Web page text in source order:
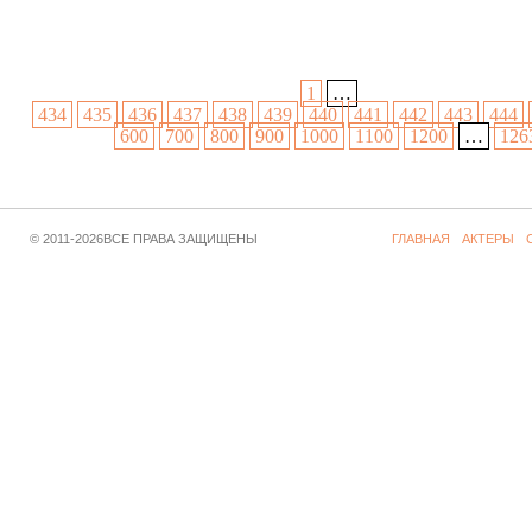
1
…
434
435 436 437 438 439 440 441 442 443
444
600
700 800 900 1000 1100 1200 …
© 2011-2026ВСЕ ПРАВА ЗАЩИЩЕНЫ ГЛАВНАЯ АКТЕРЫ